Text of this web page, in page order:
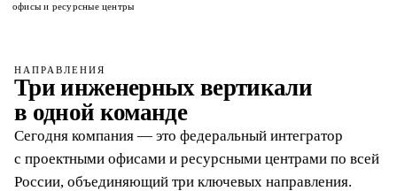
офисы и ресурсные центры
НАПРАВЛЕНИЯ
Три инженерных вертикали
в одной команде
Сегодня компания — это федеральный интегратор
с проектными офисами и ресурсными центрами по всей
России, объединяющий три ключевых направления.